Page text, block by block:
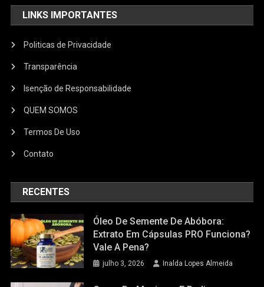
LINKS IMPORTANTES
Politicas de Privacidade
Transparência
Isenção de Responsabilidade
QUEM SOMOS
Termos De Uso
Contato
RECENTES
Óleo De Semente De Abóbora:
Extrato Em Cápsulas PRO Funciona?
Vale A Pena?
julho 3, 2026 Inalda Lopes Almeida